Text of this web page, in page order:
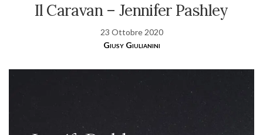
Il Caravan – Jennifer Pashley
23 Ottobre 2020
Giusy Giulianini